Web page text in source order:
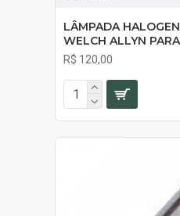
LÂMPADA
WELCH ALLYN
R$ 120,00